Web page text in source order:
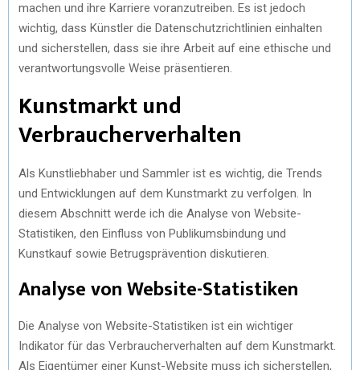
machen und ihre Karriere voranzutreiben. Es ist jedoch
wichtig, dass Künstler die Datenschutzrichtlinien einhalten
und sicherstellen, dass sie ihre Arbeit auf eine ethische und
verantwortungsvolle Weise präsentieren.
Kunstmarkt und
Verbraucherverhalten
Als Kunstliebhaber und Sammler ist es wichtig, die Trends
und Entwicklungen auf dem Kunstmarkt zu verfolgen. In
diesem Abschnitt werde ich die Analyse von Website-
Statistiken, den Einfluss von Publikumsbindung und
Kunstkauf sowie Betrugsprävention diskutieren.
Analyse von Website-Statistiken
Die Analyse von Website-Statistiken ist ein wichtiger
Indikator für das Verbraucherverhalten auf dem Kunstmarkt.
Als Eigentümer einer Kunst-Website muss ich sicherstellen,